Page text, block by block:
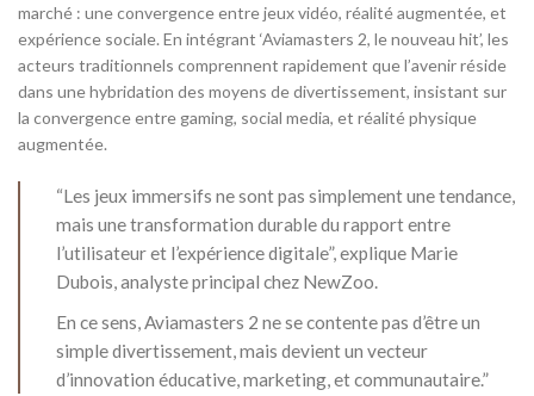
marché : une convergence entre jeux vidéo, réalité augmentée, et
expérience sociale. En intégrant ‘Aviamasters 2, le nouveau hit’, les
acteurs traditionnels comprennent rapidement que l’avenir réside
dans une hybridation des moyens de divertissement, insistant sur
la convergence entre gaming, social media, et réalité physique
augmentée.
“Les jeux immersifs ne sont pas simplement une tendance,
mais une transformation durable du rapport entre
l’utilisateur et l’expérience digitale”, explique Marie
Dubois, analyste principal chez NewZoo.
En ce sens, Aviamasters 2 ne se contente pas d’être un
simple divertissement, mais devient un vecteur
d’innovation éducative, marketing, et communautaire.”